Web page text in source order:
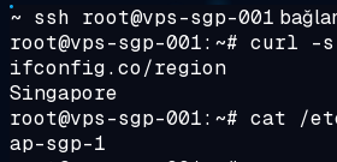
~ ssh root@vps-sgp-001
root@vps-sgp-001:~# curl -s
ifconfig.co/region
Singapore
root@vps-sgp-001:~# cat /
ap-sgp-1